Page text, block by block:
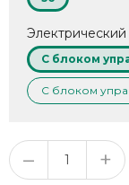
С блоком
С блоком
– +